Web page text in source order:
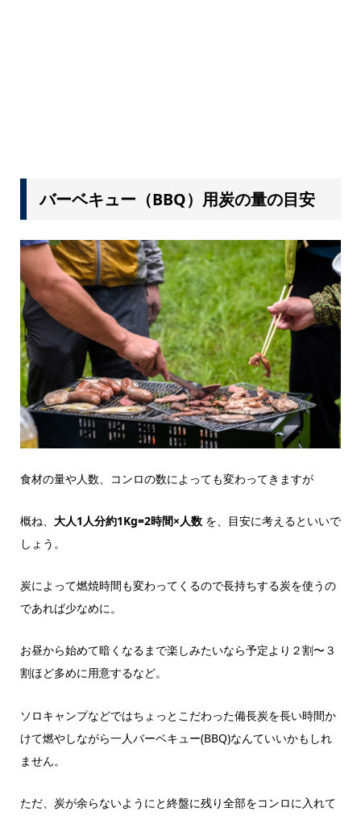
バーベキュー（BBQ）用炭の量の目安
食材の量や人数、コンロの数によっても変わってきますが
概ね、 大人1人分約1Kg=2時間×人数 を、目安に考えるといいで
しょう。
炭によって燃焼時間も変わってくるので長持ちする炭を使うの
であれば少なめに。
お昼から始めて暗くなるまで楽しみたいなら予定より２割〜３
割ほど多めに用意するなど。
ソロキャンプなどではちょっとこだわった備長炭を長い時間か
けて燃やしながら一人バーベキュー(BBQ)なんていいかもしれ
ません。
ただ、炭が余らないようにと終盤に残り全部をコンロに入れて